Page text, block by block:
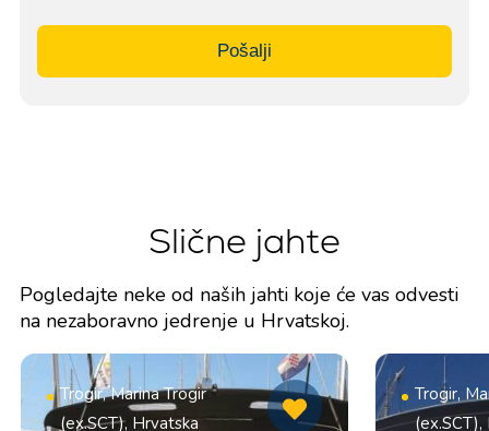
Pošalji
Slične jahte
Pogledajte neke od naših jahti koje će vas odvesti
na nezaboravno jedrenje u Hrvatskoj.
Trogir, Marina Trogir
(ex.SCT), Hrvatska
Trogir,